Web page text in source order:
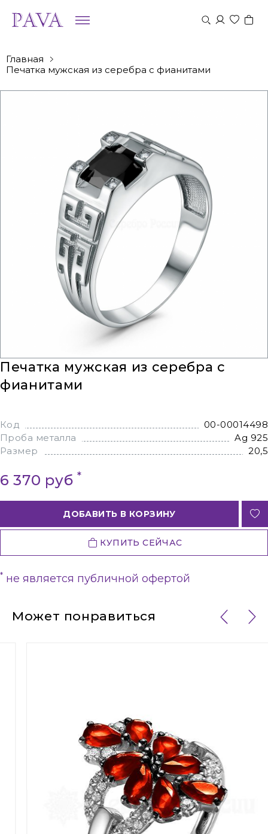
Главная
Печатка мужская из серебра с фианитами
Печатка мужская из серебра с
фианитами
Код
00-00014498
Проба металла
Ag 925
Размер
20,5
6 370 руб*
ДОБАВИТЬ В КОРЗИНУ
КУПИТЬ СЕЙЧАС
* не является публичной офертой
Может понравиться